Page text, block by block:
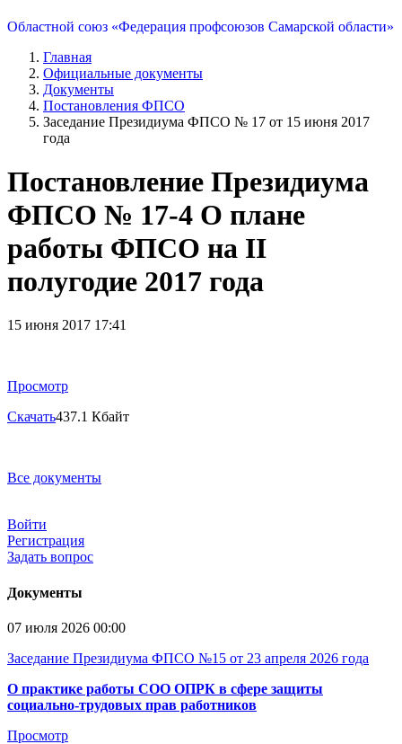
Областной союз «Федерация профсоюзов Самарской области»
Главная
Официальные документы
Документы
Постановления ФПСО
Заседание Президиума ФПСО № 17 от 15 июня 2017
года
Постановление Президиума
ФПСО № 17-4 О плане
работы ФПСО на II
полугодие 2017 года
15 июня 2017 17:41
Просмотр
Скачать437.1 Кбайт
Все документы
Войти
Регистрация
Задать вопрос
Документы
07 июля 2026 00:00
Заседание Президиума ФПСО №15 от 23 апреля 2026 года
О практике работы СОО ОПРК в сфере защиты
социально-трудовых прав работников
Просмотр